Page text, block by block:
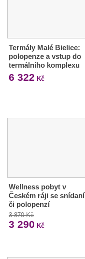
Termály Malé Bielice:
polopenze a vstup do
termálního komplexu
6 322 Kč
Wellness pobyt v
Českém ráji se snídaní
či polopenzí
3 870 Kč
3 290 Kč